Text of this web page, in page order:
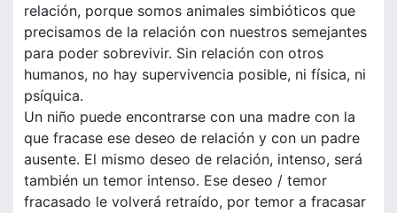
relación, porque somos animales simbióticos que
precisamos de la relación con nuestros semejantes
para poder sobrevivir. Sin relación con otros
humanos, no hay supervivencia posible, ni física, ni
psíquica.
Un niño puede encontrarse con una madre con la
que fracase ese deseo de relación y con un padre
ausente. El mismo deseo de relación, intenso, será
también un temor intenso. Ese deseo / temor
fracasado le volverá retraído, por temor a fracasar